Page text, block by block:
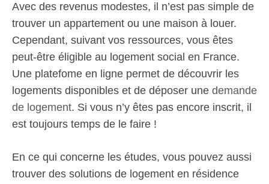
Avec des revenus modestes, il n’est pas simple de
trouver un appartement ou une maison à louer.
Cependant, suivant vos ressources, vous êtes
peut-être éligible au logement social en France.
Une platefome en ligne permet de découvrir les
logements disponibles et de déposer une demande
de logement. Si vous n’y êtes pas encore inscrit, il
est toujours temps de le faire !
En ce qui concerne les études, vous pouvez aussi
trouver des solutions de logement en résidence